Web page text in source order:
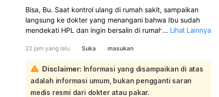
Bisa, Bu. Saat kontrol ulang di rumah sakit, sampaikan
langsung ke dokter yang menangani bahwa Ibu sudah
mendekati HPL dan ingin bersalin di rumah sakit tersebut.
menentukan apakah persalinan bisa ditangani di sana.
Jika memang memungkinkan dan sesuai kondisi medis,
biasanya bisa diatur untuk persalinan di rumah sakit itu:
Sebaiknya saat kontrol, Ibu juga tanyakan:
apakah perlu surat rencana persalinan atau rujukan
... Lihat Lainnya
22 jam yang lalu Suka masukan
Disclaimer: Informasi yang disampaikan di atas
adalah informasi umum, bukan pengganti saran
medis resmi dari dokter atau pakar.